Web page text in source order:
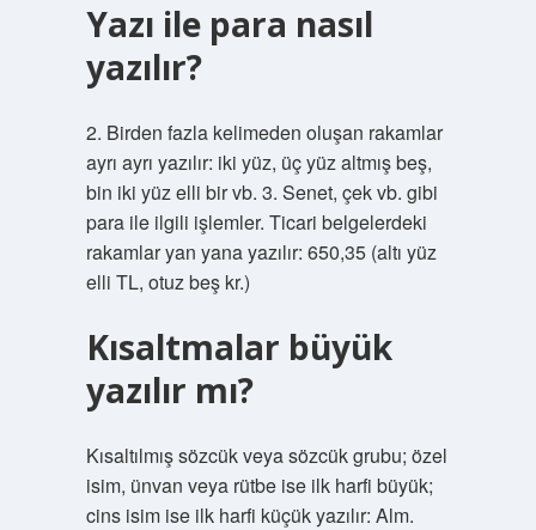
Yazı ile para nasıl
yazılır?
2. Birden fazla kelimeden oluşan rakamlar
ayrı ayrı yazılır: iki yüz, üç yüz altmış beş,
bin iki yüz elli bir vb. 3. Senet, çek vb. gibi
para ile ilgili işlemler. Ticari belgelerdeki
rakamlar yan yana yazılır: 650,35 (altı yüz
elli TL, otuz beş kr.)
Kısaltmalar büyük
yazılır mı?
Kısaltılmış sözcük veya sözcük grubu; özel
isim, ünvan veya rütbe ise ilk harfi büyük;
cins isim ise ilk harfi küçük yazılır: Alm.